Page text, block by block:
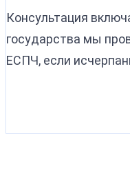
Консультация
государства мы
ЕСПЧ, если